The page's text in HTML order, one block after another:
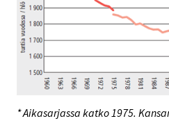
* Aikasarjassa katko 1975.